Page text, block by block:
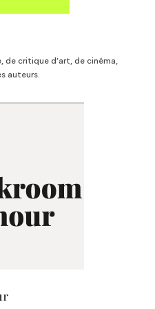
de critique d’art, de cinéma,
auteurs.